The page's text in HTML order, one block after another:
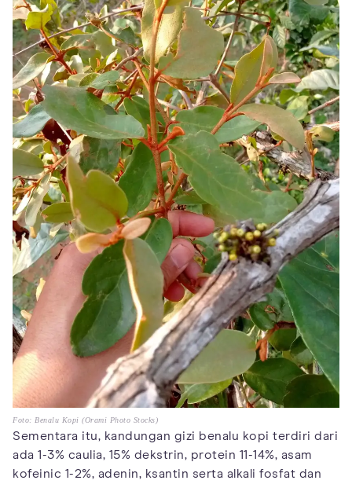
Foto: Benalu Kopi (Orami Photo Stocks)
Sementara itu, kandungan gizi benalu kopi terdiri dari
ada 1-3% caulia, 15% dekstrin, protein 11-14%, asam
kofeinic 1-2%, adenin, ksantin serta alkali fosfat dan